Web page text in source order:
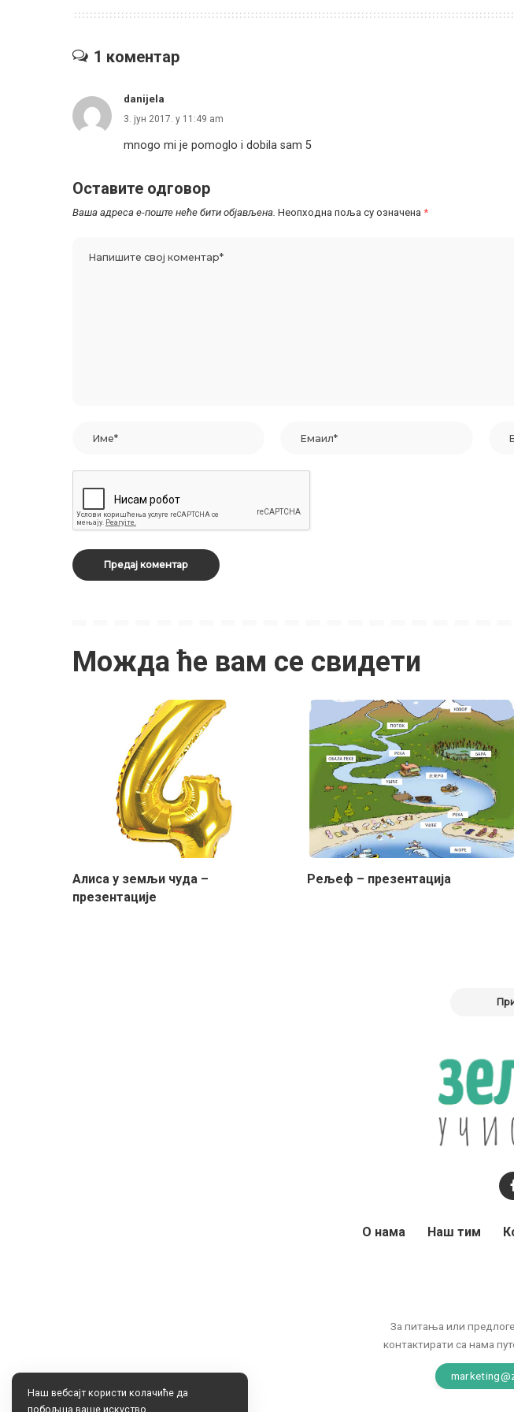
1 коментар
danijela
3. јун 2017. у 11:49 am
mnogo mi je pomoglo i dobila sam 5
Оставите одговор
Ваша адреса е-поште неће бити објављена. Неопходна поља су означена *
Можда ће вам се свидети
Aлиса у земљи чуда –
презентације
Рељеф – презентација
За питања или
контактирати са нама
О нама Наш тим
Наш вебсајт користи колачиће да
побољша ваше искуство.